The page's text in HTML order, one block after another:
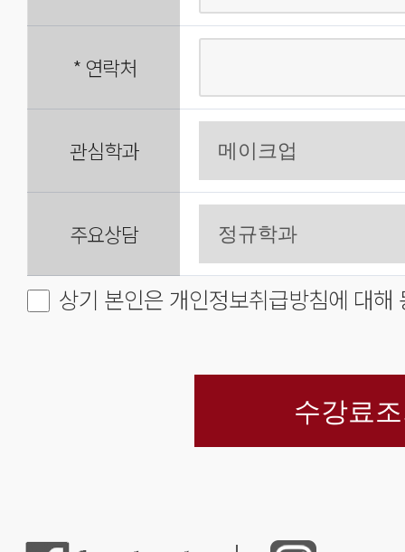
*연락처
관심학과
주요상담
상기 본인은 개인정보취급방침에 대해
수강료